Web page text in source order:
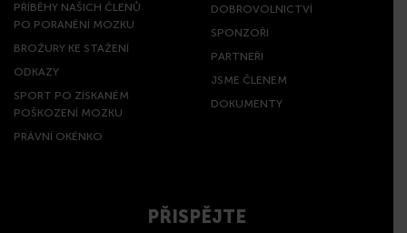
PŘÍBĚHY NAŠICH ČLENŮ
PO PORANĚNÍ MOZKU
BROŽURY KE STAŽENÍ
ODKAZY
SPORT PO ZÍSKANÉM
POŠKOZENÍ MOZKU
PRÁVNÍ OKÉNKO
DOBROVOLNICTVÍ
SPONZOŘI
PARTNEŘI
JSME ČLENEM
DOKUMENTY
PŘISPĚJTE